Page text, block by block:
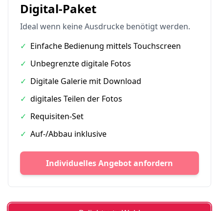
Digital-Paket
Ideal wenn keine Ausdrucke benötigt werden.
✓ Einfache Bedienung mittels Touchscreen
✓ Unbegrenzte digitale Fotos
✓ Digitale Galerie mit Download
✓ digitales Teilen der Fotos
✓ Requisiten-Set
✓ Auf-/Abbau inklusive
Individuelles Angebot anfordern